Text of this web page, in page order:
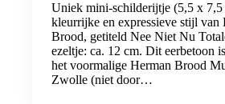
Uniek mini-schilderijtje (5,5 x 7,5
kleurrijke en expressieve stijl van
Brood, getiteld Nee Niet Nu
ezeltje: ca. 12 cm. Dit eerbetoon
het voormalige Herman Brood
Zwolle (niet door…